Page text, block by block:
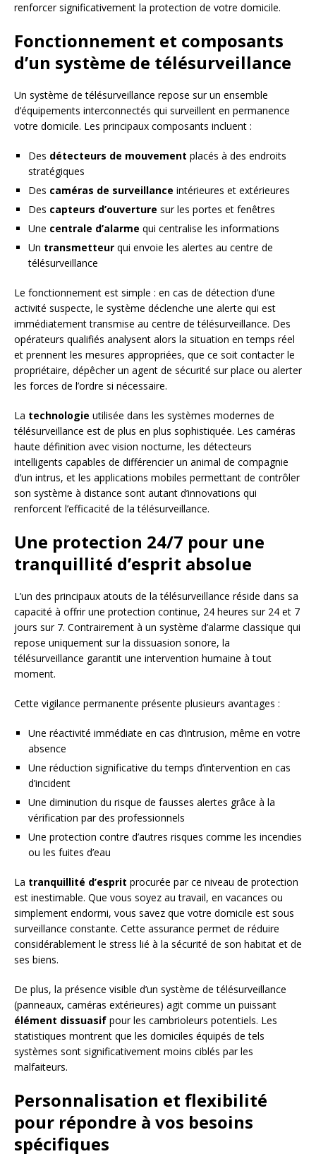
renforcer significativement la protection de votre domicile.
Fonctionnement et composants
d’un système de télésurveillance
Un système de télésurveillance repose sur un ensemble
d’équipements interconnectés qui surveillent en permanence
votre domicile. Les principaux composants incluent :
Des détecteurs de mouvement placés à des endroits
stratégiques
Des caméras de surveillance intérieures et extérieures
Des capteurs d’ouverture sur les portes et fenêtres
Une centrale d’alarme qui centralise les informations
Un transmetteur qui envoie les alertes au centre de
télésurveillance
Le fonctionnement est simple : en cas de détection d’une
activité suspecte, le système déclenche une alerte qui est
immédiatement transmise au centre de télésurveillance. Des
opérateurs qualifiés analysent alors la situation en temps réel
et prennent les mesures appropriées, que ce soit contacter le
propriétaire, dépêcher un agent de sécurité sur place ou alerter
les forces de l’ordre si nécessaire.
La technologie utilisée dans les systèmes modernes de
télésurveillance est de plus en plus sophistiquée. Les caméras
haute définition avec vision nocturne, les détecteurs
intelligents capables de différencier un animal de compagnie
d’un intrus, et les applications mobiles permettant de contrôler
son système à distance sont autant d’innovations qui
renforcent l’efficacité de la télésurveillance.
Une protection 24/7 pour une
tranquillité d’esprit absolue
L’un des principaux atouts de la télésurveillance réside dans sa
capacité à offrir une protection continue, 24 heures sur 24 et 7
jours sur 7. Contrairement à un système d’alarme classique qui
repose uniquement sur la dissuasion sonore, la
télésurveillance garantit une intervention humaine à tout
moment.
Cette vigilance permanente présente plusieurs avantages :
Une réactivité immédiate en cas d’intrusion, même en votre
absence
Une réduction significative du temps d’intervention en cas
d’incident
Une diminution du risque de fausses alertes grâce à la
vérification par des professionnels
Une protection contre d’autres risques comme les incendies
ou les fuites d’eau
La tranquillité d’esprit procurée par ce niveau de protection
est inestimable. Que vous soyez au travail, en vacances ou
simplement endormi, vous savez que votre domicile est sous
surveillance constante. Cette assurance permet de réduire
considérablement le stress lié à la sécurité de son habitat et de
ses biens.
De plus, la présence visible d’un système de télésurveillance
(panneaux, caméras extérieures) agit comme un puissant
élément dissuasif pour les cambrioleurs potentiels. Les
statistiques montrent que les domiciles équipés de tels
systèmes sont significativement moins ciblés par les
malfaiteurs.
Personnalisation et flexibilité
pour répondre à vos besoins
spécifiques